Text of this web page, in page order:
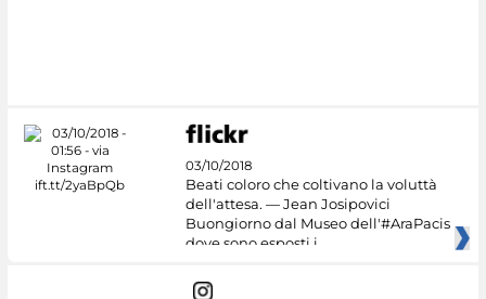
03/10/2018
Beati coloro che coltivano la voluttà
dell'attesa. — Jean Josipovici
Buongiorno dal Museo dell'#AraPacis
dove sono esposti i